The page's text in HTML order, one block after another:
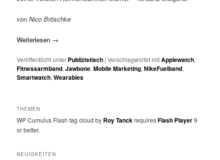
von Nico Bröschke
Weiterlesen →
Veröffentlicht unter Publizistisch |Verschlagwortet mitApplewatch,
Fitnessarmband,Jawbone,Mobile Marketing,NikeFuelband,
Smartwatch,Wearables
THEMEN
WP Cumulus Flash tag cloud by Roy TanckrequiresFlash Player9
or better.
NEUIGKEITEN